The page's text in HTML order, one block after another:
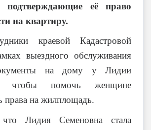
подтверждающие её право
на квартиру.
краевой Кадастровой
выездного обслуживания
на дому у Лидии
чтобы помочь женщине
права на жилплощадь.
Лидия Семеновна стала